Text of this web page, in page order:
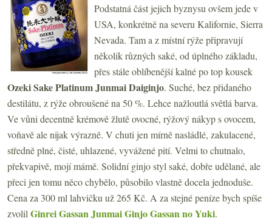
Podstatná část jejich byznysu ovšem jede v
USA, konkrétně na severu Kalifornie, Sierra
Nevada. Tam a z místní rýže připravují
několik různých saké, od úplného základu,
přes stále oblíbenější kalné po top kousek
Ozeki Sake Platinum Junmai Daiginjo. Suché, bez přidaného
destilátu, z rýže obroušené na 50 %. Lehce nažloutlá světlá barva.
Ve vůni decentně krémově žlutě ovocné, rýžový nákyp s ovocem,
voňavě ale nijak výrazně. V chuti jen mírně nasládlé, zakulacené,
středně plné, čisté, uhlazené, vyvážené pití. Velmi to chutnalo,
překvapivě, mojí mámě. Solidní ginjo styl saké, dobře udělané, ale
přeci jen tomu něco chybělo, působilo vlastně docela jednoduše.
Cena za 300 ml lahvičku už 265 Kč. A za stejné peníze bych spíše
zvolil Ginrei Gassan Junmai Ginjo Gassan no Yuki.